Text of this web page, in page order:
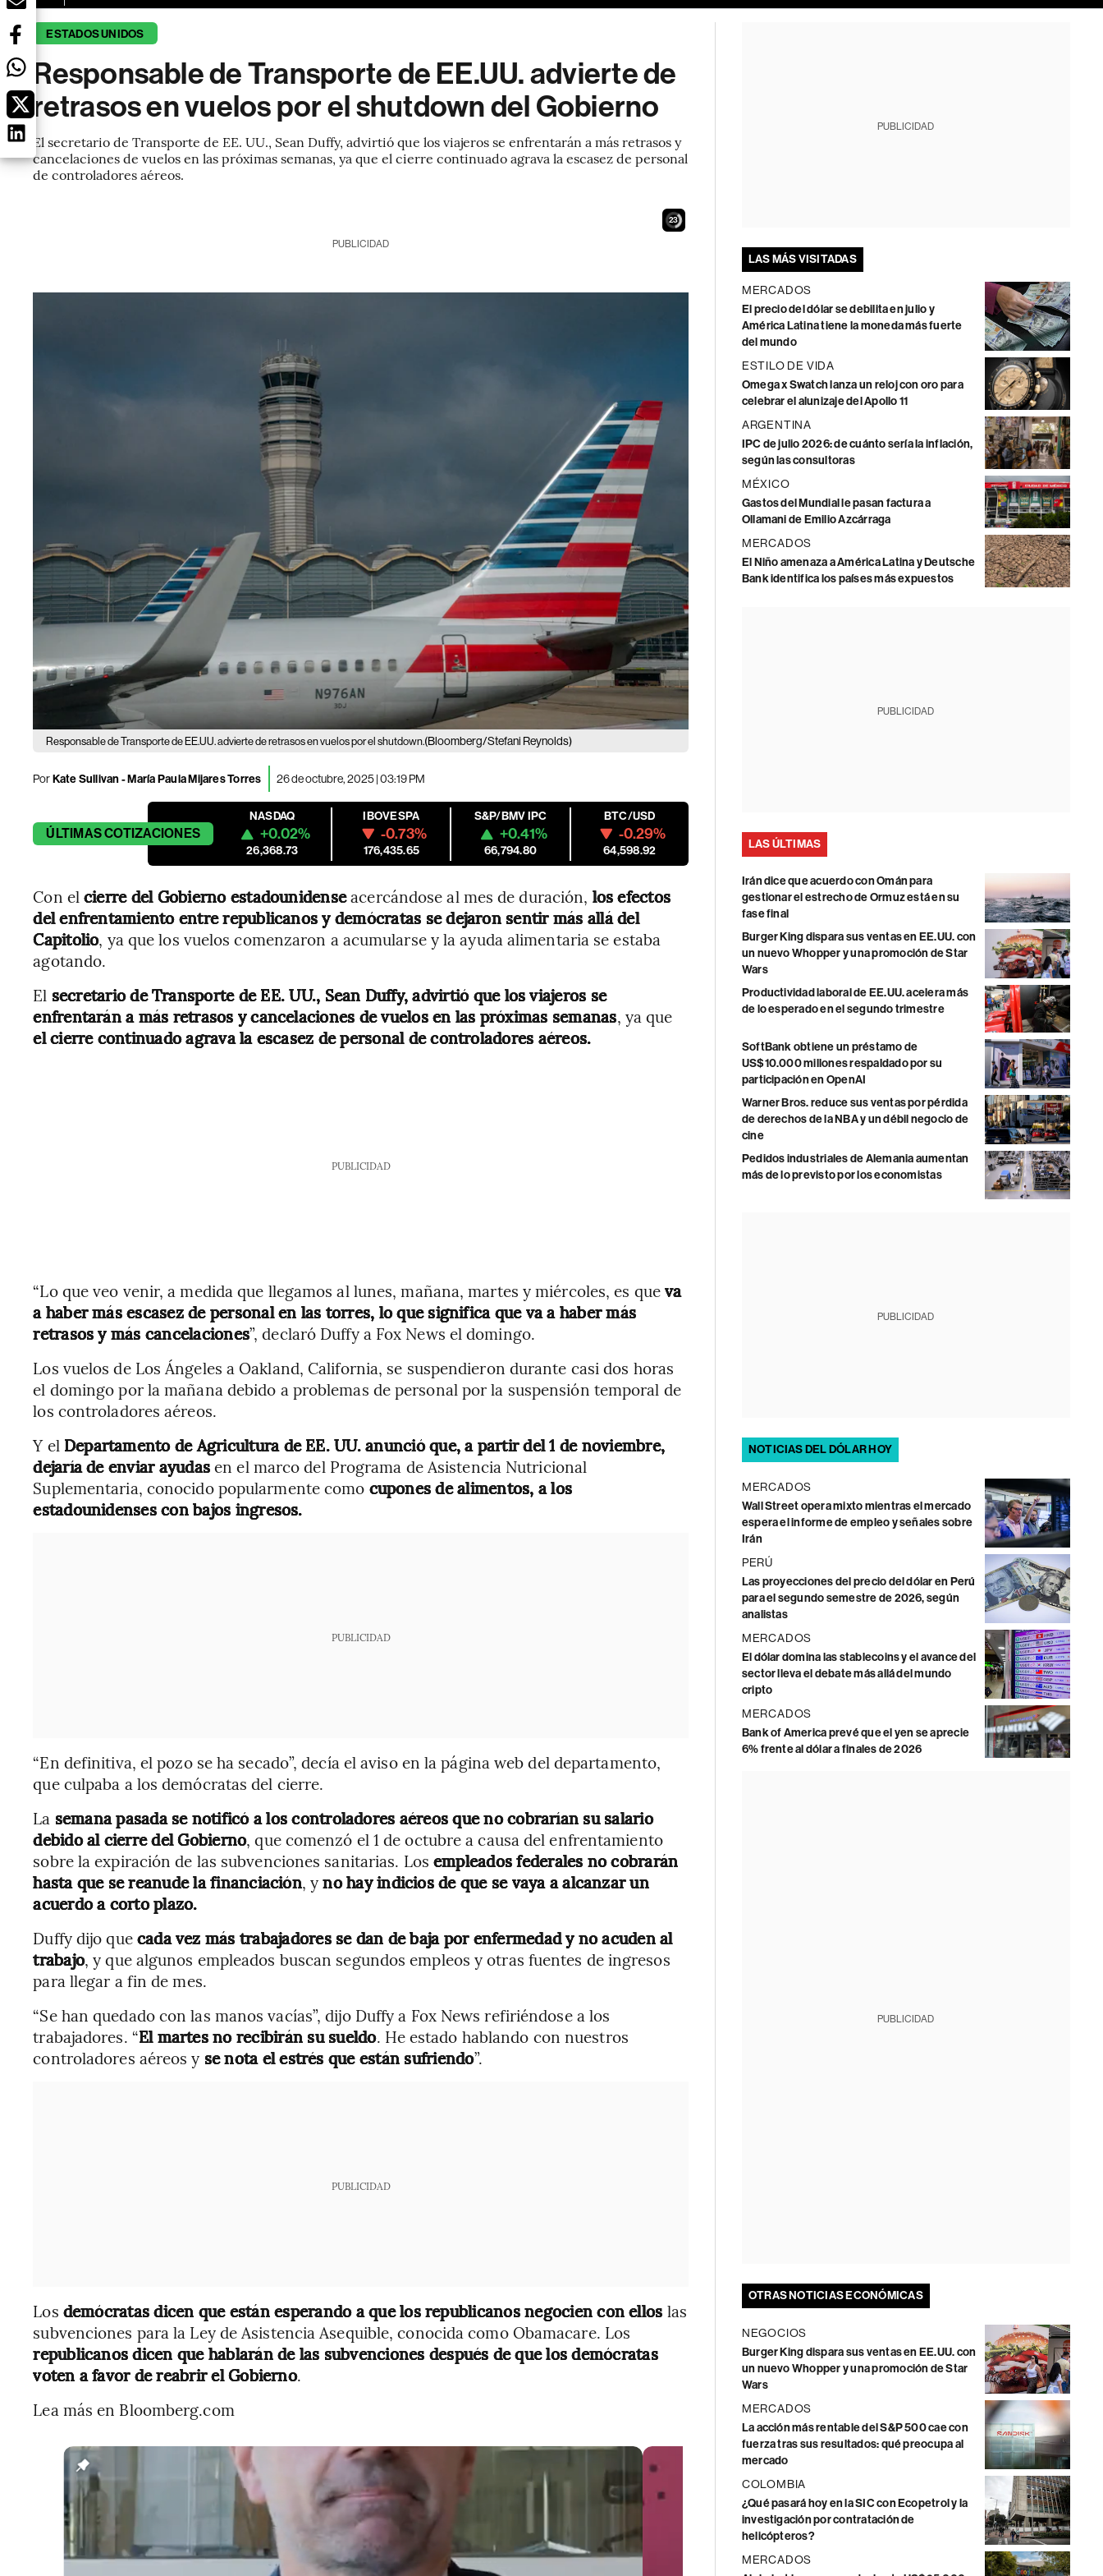
ESTADOS UNIDOS
Responsable de Transporte de EE.UU. advierte de
retrasos en vuelos por el shutdown del Gobierno
El secretario de Transporte de EE. UU., Sean Duffy, advirtió que los viajeros se enfrentarán a más retrasos y
cancelaciones de vuelos en las próximas semanas, ya que el cierre continuado agrava la escasez de personal
de controladores aéreos.
21
PUBLICIDAD
Responsable de Transporte de EE.UU. advierte de retrasos en vuelos por el shutdown.(Bloomberg/Stefani Reynolds)
PorKate Sullivan - María Paula Mijares Torres 26 de octubre, 2025 | 03:19 PM
ÚLTIMASCOTIZACIONES
NASDAQ
+0.02%
26,368.73
IBOVESPA
-0.73%
176,435.65
S&P/BMV IPC
+0.41%
66,794.80
BTC/USD
-0.29%
64,598.92
Con elcierre del Gobierno estadounidenseacercándose al mes de duración, los efectos
del enfrentamiento entre republicanos y demócratas se dejaron sentir más allá del
Capitolio, ya que los vuelos comenzaron a acumularse y la ayuda alimentaria se estaba
agotando.
El secretario de Transporte de EE. UU., Sean Duffy, advirtió que los viajeros se
enfrentarán a más retrasos y cancelaciones de vuelos en las próximas semanas, ya que
el cierre continuado agrava la escasez de personal de controladores aéreos.
PUBLICIDAD
“Lo que veo venir, a medida que llegamos al lunes, mañana, martes y miércoles, es queva
a haber más escasez de personal en las torres, lo que significa que va a haber más
retrasos y más cancelaciones”, declaró Duffy a Fox News el domingo.
Los vuelos de Los Ángeles a Oakland, California, se suspendieron durante casi dos horas
el domingo por la mañana debido a problemas de personal por la suspensión temporal de
los controladores aéreos.
Y el Departamento de Agricultura de EE. UU. anunció que, a partir del 1 de noviembre,
dejaría de enviar ayudasen el marco del Programa de Asistencia Nutricional
Suplementaria, conocido popularmente como cupones de alimentos, a los
estadounidenses con bajos ingresos.
PUBLICIDAD
“En definitiva, el pozo se ha secado”, decía el aviso en la página web del departamento,
que culpaba a los demócratas del cierre.
La semana pasada se notificó a los controladores aéreos que no cobrarían su salario
debido al cierre del Gobierno, que comenzó el 1 de octubre a causa del enfrentamiento
sobre la expiración de las subvenciones sanitarias. Los empleados federales no cobrarán
hasta que se reanude la financiación, yno hay indicios de que se vaya a alcanzar un
acuerdo a corto plazo.
Duffy dijo quecada vez más trabajadores se dan de baja por enfermedad y no acuden al
trabajo, y que algunos empleados buscan segundos empleos y otras fuentes de ingresos
para llegar a fin de mes.
“Se han quedado con las manos vacías”, dijo Duffy a Fox News refiriéndose a los
trabajadores. “El martes no recibirán su sueldo. He estado hablando con nuestros
controladores aéreos y se nota el estrés que están sufriendo”.
PUBLICIDAD
Los demócratas dicen que están esperando a que los republicanos negocien con ellos las
subvenciones para la Ley de Asistencia Asequible, conocida como Obamacare. Los
republicanos dicen que hablarán de las subvenciones después de que los demócratas
voten a favor de reabrir el Gobierno.
Lea más en Bloomberg.com
PUBLICIDAD
LAS MÁS VISITADAS
MERCADOS
El precio del dólar se debilita en julio y
América Latina tiene la moneda más fuerte
del mundo
ESTILO DE VIDA
Omega x Swatch lanza un reloj con oro para
celebrar el alunizaje del Apollo 11
ARGENTINA
IPC de julio 2026: de cuánto sería la inflación,
según las consultoras
MÉXICO
Gastos del Mundial le pasan factura a
Ollamani de Emilio Azcárraga
MERCADOS
El Niño amenaza a América Latina y Deutsche
Bank identifica los países más expuestos
PUBLICIDAD
LAS ÚLTIMAS
Irán dice que acuerdo con Omán para
gestionar el estrecho de Ormuz está en su
fase final
Burger King dispara sus ventas en EE.UU. con
un nuevo Whopper y una promoción de Star
Wars
Productividad laboral de EE.UU. acelera más
de lo esperado en el segundo trimestre
SoftBank obtiene un préstamo de
US$10.000 millones respaldado por su
participación en OpenAI
Warner Bros. reduce sus ventas por pérdida
de derechos de la NBA y un débil negocio de
cine
Pedidos industriales de Alemania aumentan
más de lo previsto por los economistas
PUBLICIDAD
NOTICIAS DEL DÓLAR HOY
MERCADOS
Wall Street opera mixto mientras el mercado
espera el informe de empleo y señales sobre
Irán
PERÚ
Las proyecciones del precio del dólar en Perú
para el segundo semestre de 2026, según
analistas
MERCADOS
El dólar domina las stablecoins y el avance del
sector lleva el debate más allá del mundo
cripto
MERCADOS
Bank of America prevé que el yen se aprecie
6% frente al dólar a finales de 2026
PUBLICIDAD
OTRAS NOTICIAS ECONÓMICAS
NEGOCIOS
Burger King dispara sus ventas en EE.UU. con
un nuevo Whopper y una promoción de Star
Wars
MERCADOS
La acción más rentable del S&P 500 cae con
fuerza tras sus resultados: qué preocupa al
mercado
COLOMBIA
¿Qué pasará hoy en la SIC con Ecopetrol y la
investigación por contratación de
helicópteros?
MERCADOS